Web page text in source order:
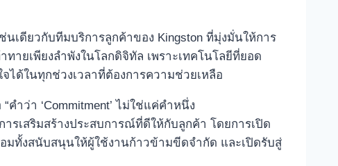
นเดียวกับทีมบริการลูกค้าของ Kingston ที่มุ่งมั่นให้การ
ายเพียงลำพังในโลกดิจิทัล เพราะเทคโนโลยีที่ยอด
ได้ในทุกช่วงเวลาที่ต้องการความช่วยเหลือ
“คำว่า ‘Commitment’ ไม่ใช่แค่คำหนึ่ง
รเสริมสร้างประสบการณ์ที่ดีให้กับลูกค้า โดยการเปิด
อมทั้งสนับสนุนให้ผู้ใช้งานก้าวข้ามขีดจำกัด และเปิดรับสู่